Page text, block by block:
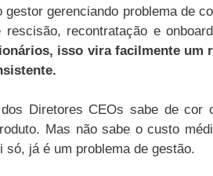
gerenciando problema de
recontratação e
isso vira facilmente um
Diretores CEOs sabe de cor
Mas não sabe o custo
já é um problema de gestão.